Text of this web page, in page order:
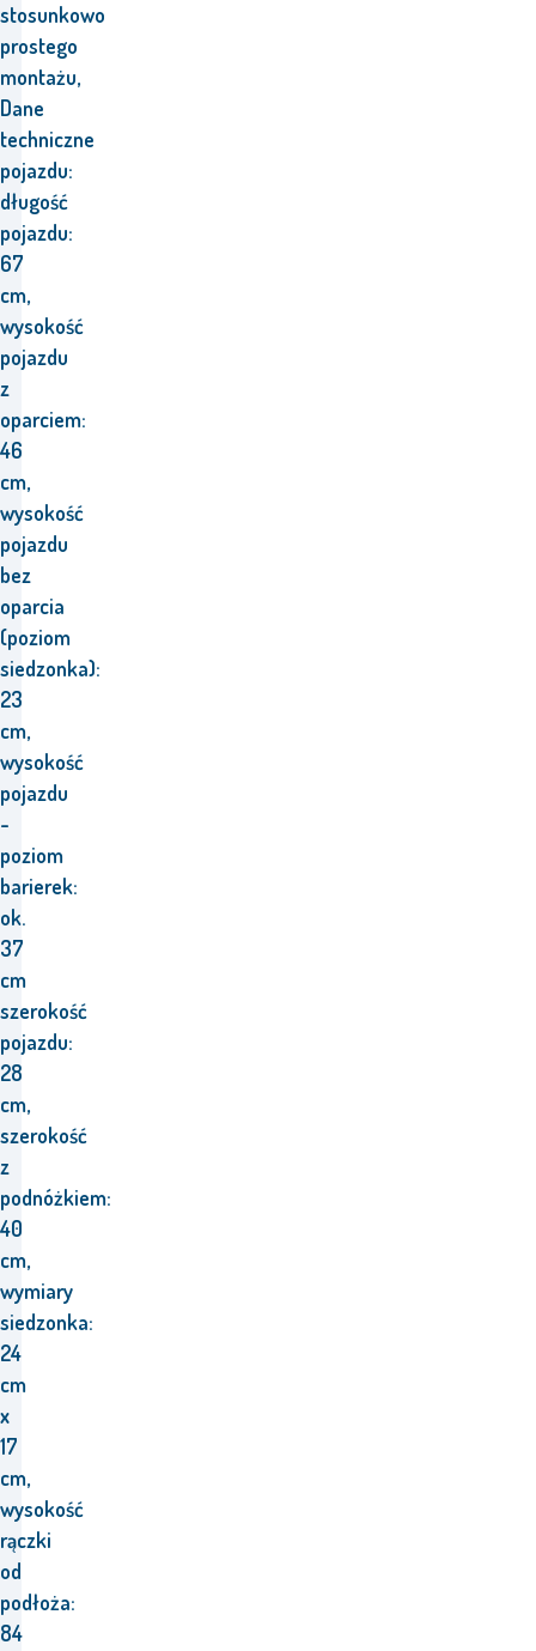
stosunkowo
prostego
montażu,
Dane
techniczne
pojazdu:
długość
pojazdu:
67
cm,
wysokość
pojazdu
z
oparciem:
46
cm,
wysokość
pojazdu
bez
oparcia
(poziom
siedzonka):
23
cm,
wysokość
pojazdu
-
poziom
barierek:
ok.
37
cm
szerokość
pojazdu:
28
cm,
szerokość
z
podnóżkiem:
40
cm,
wymiary
siedzonka:
24
cm
x
17
cm,
wysokość
rączki
od
podłoża:
84